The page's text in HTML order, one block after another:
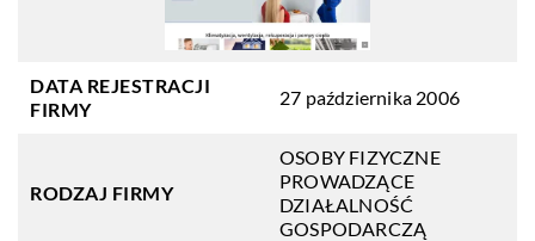
DATA REJESTRACJI
FIRMY
27 października 2006
RODZAJ FIRMY
OSOBY FIZYCZNE
PROWADZĄCE
DZIAŁALNOŚĆ
GOSPODARCZĄ